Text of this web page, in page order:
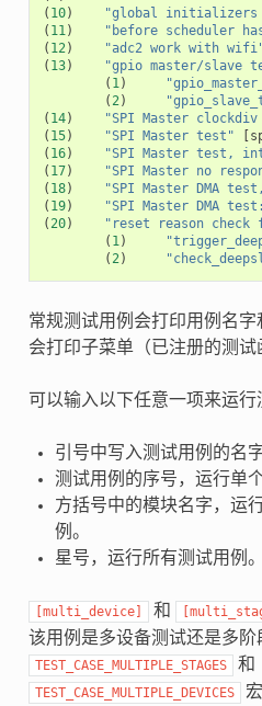
( 10) "global initializers
( 11)
"before scheduler
( 12) "adc2 work with
( 13) "gpio master/slave
( 1)
(2)
( 14) "SPI Master
( 15) "SPI Master test" [
( 16) "SPI Master test,
( 17)
"SPI Master no
( 18)
"SPI Master DMA
( 19) "SPI Master DMA
(20) "reset reason check
( 1)
(2)
常规测试用例会打印用例名
会打印子菜单（已注册的测试
可以输入以下任意一项来运行
引号中写入测试用例的名
测试用例的序号，运行单
方括号中的模块名字，运
例。
星号，运行所有测试用例。
[multi_device] 和
该用例是多设备测试还是多
TEST_CASE_MULTIPLE_STAGES 和
TEST_CASE_MULTIPLE_DEVICES